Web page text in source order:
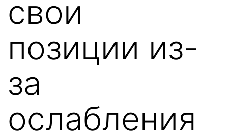
свои
позиции из-
за
ослабления